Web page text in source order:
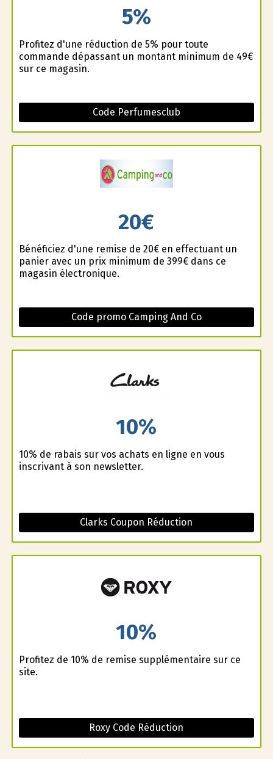
5%
Profitez d'une réduction de 5% pour toute
commande dépassant un montant minimum de 49€
sur ce magasin.
Code Perfumesclub
20€
Bénéficiez d'une remise de 20€ en effectuant un
panier avec un prix minimum de 399€ dans ce
magasin électronique.
Code promo Camping And Co
10%
10% de rabais sur vos achats en ligne en vous
inscrivant à son newsletter.
Clarks Coupon Réduction
10%
Profitez de 10% de remise supplémentaire sur ce
site.
Roxy Code Réduction